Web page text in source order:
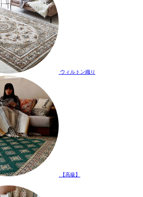
ウィルトン織り
【高級】